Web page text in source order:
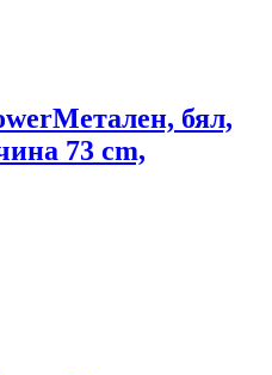
Метален, бял,
73 cm,